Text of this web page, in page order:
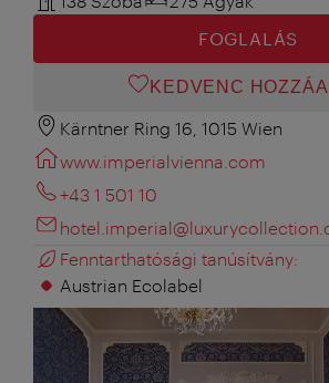
FOGLALÁS
KEDVENC
Kärntner Ring 16, 1015 Wien
www.imperialvienna.com
+43 1 501 10
Fenntarthatósági tanúsítvány:
Austrian Ecolabel